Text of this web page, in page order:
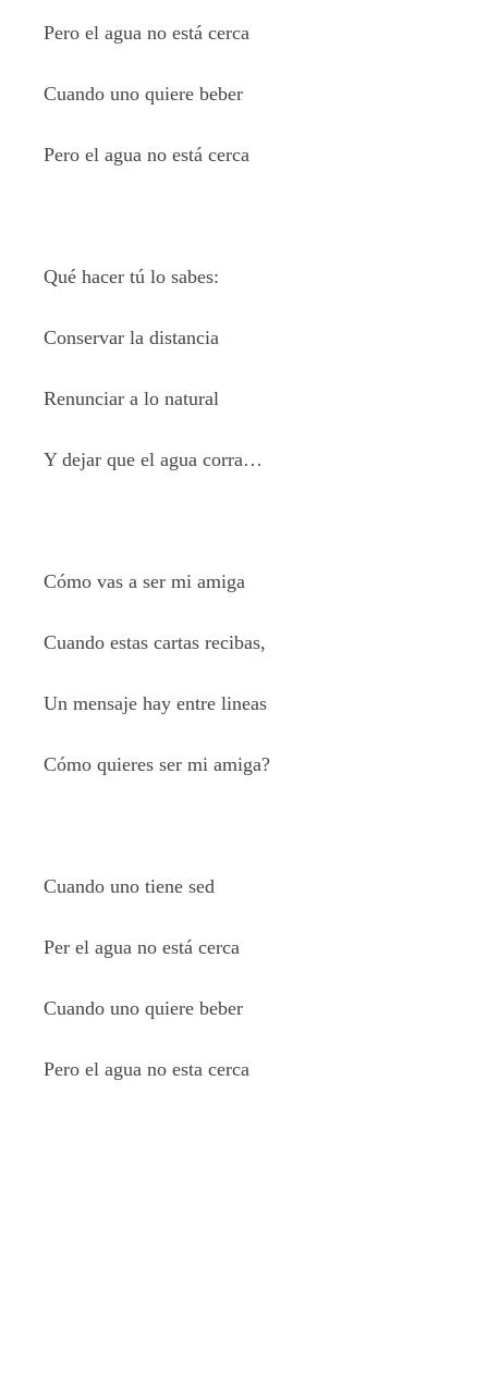
Pero el agua no está cerca
Cuando uno quiere beber
Pero el agua no está cerca
Qué hacer tú lo sabes:
Conservar la distancia
Renunciar a lo natural
Y dejar que el agua corra…
Cómo vas a ser mi amiga
Cuando estas cartas recibas,
Un mensaje hay entre lineas
Cómo quieres ser mi amiga?
Cuando uno tiene sed
Per el agua no está cerca
Cuando uno quiere beber
Pero el agua no esta cerca